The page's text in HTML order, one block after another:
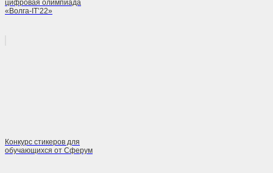
цифровая олимпиада
«Волга-IT’22»
Конкурс стикеров для
обучающихся от Сферум